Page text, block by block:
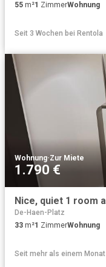
55 m²1 ZimmerWohnung
Seit 3 Wochen bei Rentola
Wohnung·Zur Miete
1.790 €
De-Haen-Platz
33 m²1 ZimmerWohnung
Seit mehr als einem Monat